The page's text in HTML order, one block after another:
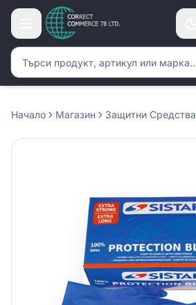
Търсене на продукти
Начало Магазин Защитни Средства